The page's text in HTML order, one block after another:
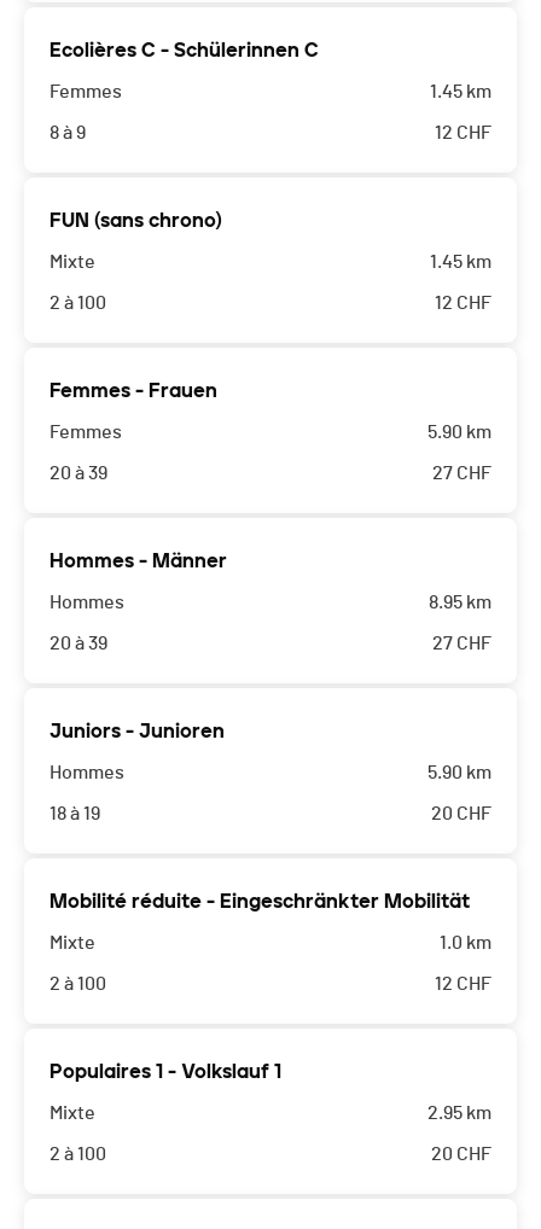
Ecolières C - Schülerinnen C
Femmes
8 à 9
1.45 km
12 CHF
FUN (sans chrono)
Mixte
2 à 100
1.45 km
12 CHF
Femmes - Frauen
Femmes
20 à 39
5.90 km
27 CHF
Hommes - Männer
Hommes
20 à 39
8.95 km
27 CHF
Juniors - Junioren
Hommes
18 à 19
5.90 km
20 CHF
Mobilité réduite - Eingeschränkter Mobilität
Mixte
2 à 100
1.0 km
12 CHF
Populaires 1 - Volkslauf 1
Mixte
2 à 100
2.95 km
20 CHF